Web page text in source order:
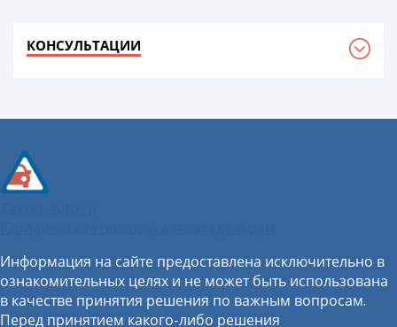
КОНСУЛЬТАЦИИ
Информация на сайте предоставлена исключительно в
ознакомительных целях и не может быть использована
в качестве принятия решения по важным вопросам.
Перед принятием какого-либо решения